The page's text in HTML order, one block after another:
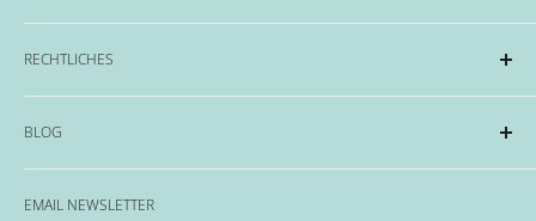
Acryl und Dipping-System
Hard Gel Serien
CND™
OPI
EMME Farben
Flüssigkeiten & Versiegelung
RECHTLICHES
Impressum
Datenschutzerklärung
Widerrufsrecht & Widerrufsformular
Allgemeine Geschäftsbedingungen
BLOG
Alles rund um das Thema Nägel, Nail Art und Co.
EMAIL NEWSLETTER